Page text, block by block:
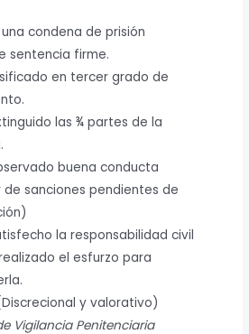
condena de prisión
sentencia firme.
en tercer grado de
las ¾ partes de la
buena conducta
sanciones pendientes de
la responsabilidad civil
el esfurzo para
(Discrecional y valorativo)
Vigilancia Penitenciaria